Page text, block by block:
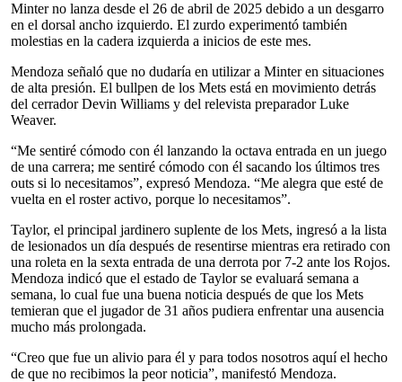
Minter no lanza desde el 26 de abril de 2025 debido a un desgarro
en el dorsal ancho izquierdo. El zurdo experimentó también
molestias en la cadera izquierda a inicios de este mes.
Mendoza señaló que no dudaría en utilizar a Minter en situaciones
de alta presión. El bullpen de los Mets está en movimiento detrás
del cerrador Devin Williams y del relevista preparador Luke
Weaver.
“Me sentiré cómodo con él lanzando la octava entrada en un juego
de una carrera; me sentiré cómodo con él sacando los últimos tres
outs si lo necesitamos”, expresó Mendoza. “Me alegra que esté de
vuelta en el roster activo, porque lo necesitamos”.
Taylor, el principal jardinero suplente de los Mets, ingresó a la lista
de lesionados un día después de resentirse mientras era retirado con
una roleta en la sexta entrada de una derrota por 7-2 ante los Rojos.
Mendoza indicó que el estado de Taylor se evaluará semana a
semana, lo cual fue una buena noticia después de que los Mets
temieran que el jugador de 31 años pudiera enfrentar una ausencia
mucho más prolongada.
“Creo que fue un alivio para él y para todos nosotros aquí el hecho
de que no recibimos la peor noticia”, manifestó Mendoza.